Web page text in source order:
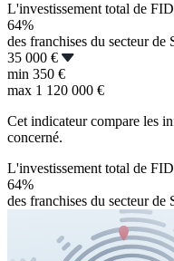
L'investissement total de
64%
des franchises du secteur de
35 000 €
min 350 €
max 1 120 000 €
Cet indicateur compare les
concerné.
L'investissement total de
64%
des franchises du secteur de